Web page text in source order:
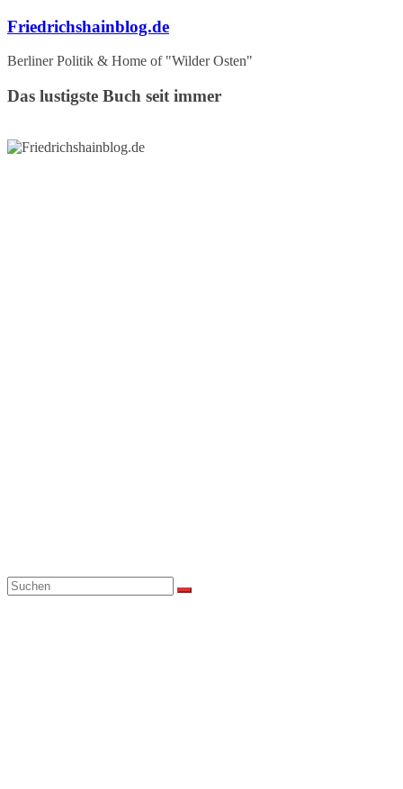
Zum
springen
Friedrichshainblog.de
Berliner Politik & Home of "Wilder Osten"
Das lustigste Buch seit immer